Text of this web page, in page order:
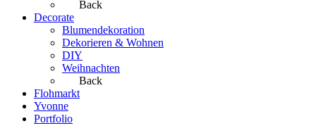
Back
Decorate
Blumendekoration
Dekorieren & Wohnen
DIY
Weihnachten
Back
Flohmarkt
Yvonne
Portfolio